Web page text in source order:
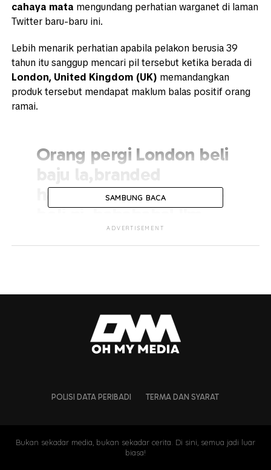
cahaya mata mengundang perhatian warganet di laman
Twitter baru-baru ini.
Lebih menarik perhatian apabila pelakon berusia 39
tahun itu sanggup mencari pil tersebut ketika berada di
London, United Kingdom (UK) memandangkan
produk tersebut mendapat maklum balas positif orang
ramai.
Orang pergi London beli
baju la,branded
handbags la, itu ini..She
beli ni..hahahaha! I'm
one in a million ok..
SAMBUNG BACA
ADVERTISEMENT
POLISI DATA PERIBADI TERMA DAN SYARAT
Bukan sekadar media, bukan sekadar cerita. Di sini, semua jadi luar
biasa!